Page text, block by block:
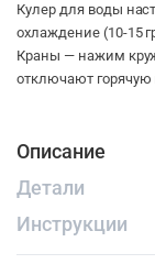
Кулер для воды
охлаждение (10-15
Краны — нажим
отключают горячую
Описание
Детали
Инструкции